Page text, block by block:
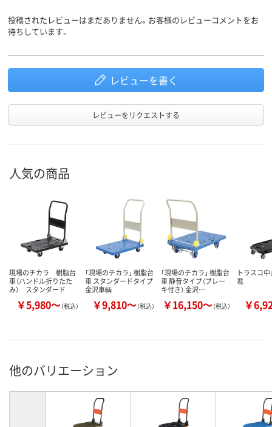
投稿されたレビューはまだありません。お客様のレビューコメントをお
待ちしています。
レビューを書く
レビューをリクエストする
人気の商品
現場のチカラ 樹脂台
車（ハンドル折りたた
み） スタンダード
￥5,980～（税込）
「現場のチカラ」 樹脂台
車 スタンダードタイプ
金沢車輌
￥9,810～（税込）
「現場のチカラ」 樹脂台
車 静音タイプ（ブレー
キ付き） 金沢…
￥16,150～（税込）
トラスコ
君
￥
他のバリエーション